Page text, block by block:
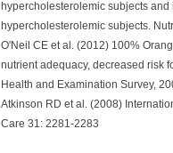
hypercholesterolemic subjects
hypercholesterolemic subjects.
O'Neil CE et al. (2012) 100%
nutrient adequacy, decreased risk
Health and Examination Survey,
Atkinson RD et al. (2008)
Care 31: 2281-2283